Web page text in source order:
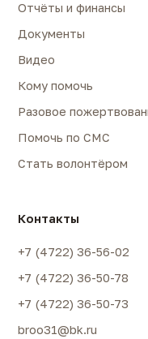
Отчёты и финансы
Документы
Видео
Кому помочь
Разовое
Помочь по СМС
Стать волонтёром
Контакты
+7 (4722) 36-56-02
+7 (4722) 36-50-78
+7 (4722) 36-50-73
broo31@bk.ru